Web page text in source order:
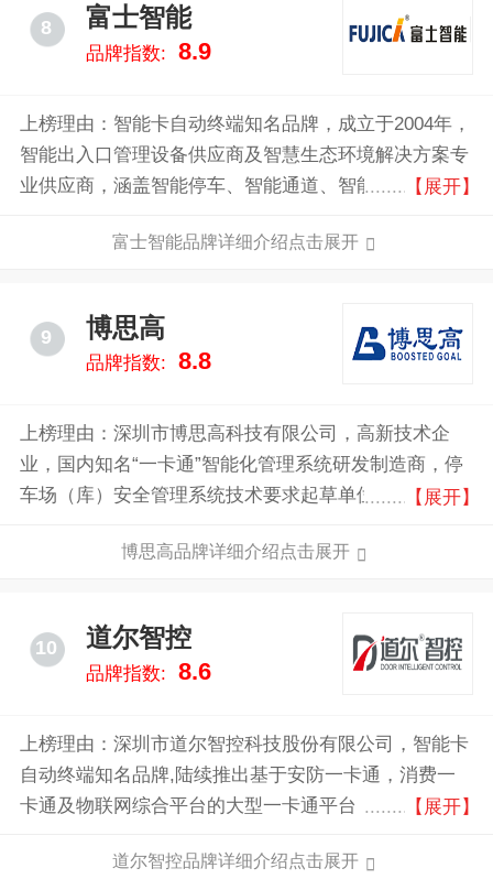
8 富士智能
品牌指数: 8.9
上榜理由：智能卡自动终端知名品牌，成立于2004年，
智能出入口管理设备供应商及智慧生态环境解决方案专
业供应商，涵盖智能停车、智能通道、智能门禁、智能
系，为智慧出行提供全栈解决方案。
【展开】
富士智能品牌详细介绍点击展开
9 博思高
品牌指数: 8.8
上榜理由：深圳市博思高科技有限公司，高新技术企
业，国内知名“一卡通”智能化管理系统研发制造商，停
车场（库）安全管理系统技术要求起草单位，专业从事
售、服务的技术企业。
【展开】
博思高品牌详细介绍点击展开
10 道尔智控
品牌指数: 8.6
上榜理由：深圳市道尔智控科技股份有限公司，智能卡
自动终端知名品牌,陆续推出基于安防一卡通，消费一
卡通及物联网综合平台的大型一卡通平台，为各行业用
统、通道闸系统、门禁系统、电梯管理系统、考勤访客
【展开】
道尔智控品牌详细介绍点击展开